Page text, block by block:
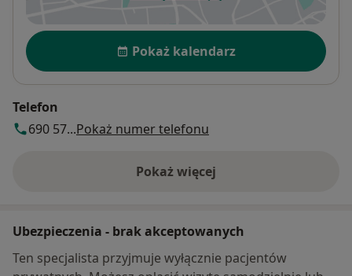
Dostępność
Pokaż kalendarz
Telefon
690 57...Pokaż numer telefonu
Pokaż więcej
o adresie
Ubezpieczenia - brak akceptowanych
Ten specjalista przyjmuje wyłącznie pacjentów